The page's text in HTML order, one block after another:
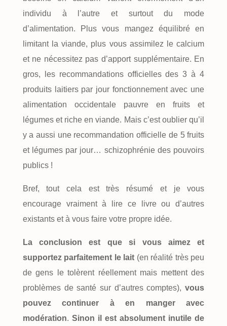
individu à l’autre et surtout du mode
d’alimentation. Plus vous mangez équilibré en
limitant la viande, plus vous assimilez le calcium
et ne nécessitez pas d’apport supplémentaire. En
gros, les recommandations officielles des 3 à 4
produits laitiers par jour fonctionnement avec une
alimentation occidentale pauvre en fruits et
légumes et riche en viande. Mais c’est oublier qu’il
y a aussi une recommandation officielle de 5 fruits
et légumes par jour… schizophrénie des pouvoirs
publics !
Bref, tout cela est très résumé et je vous
encourage vraiment à lire ce livre ou d’autres
existants et à vous faire votre propre idée.
La conclusion est que si vous aimez et
supportez parfaitement le lait (en réalité très peu
de gens le tolèrent réellement mais mettent des
problèmes de santé sur d’autres comptes),vous
pouvez continuer à en manger avec
modération. Sinon il est absolument inutile de